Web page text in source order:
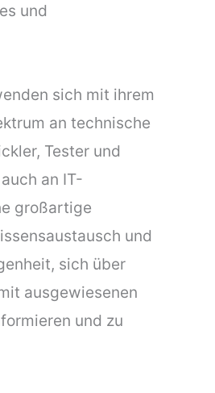
und
sich mit ihrem
an technische
Tester und
an IT-
großartige
und
sich über
ausgewiesenen
und zu